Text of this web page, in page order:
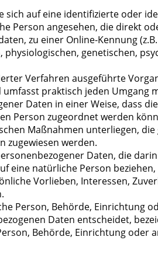
sich auf eine identifizierte oder
Person angesehen, die direkt
zu einer Online-Kennung
genetischen,
Verfahren ausgeführte
praktisch jeden Umgang
Daten in einer Weise, dass
Person zugeordnet werden
Maßnahmen unterliegen,
zugewiesen werden.
Daten, die
eine natürliche Person
Vorlieben, Interessen,
Person, Behörde, Einrichtung
Daten entscheidet,
Behörde, Einrichtung oder